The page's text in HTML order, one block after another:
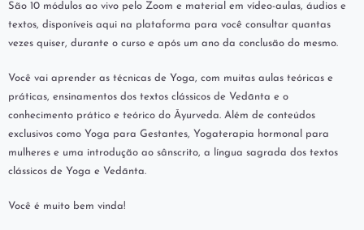
São 10 módulos ao vivo pelo Zoom e material em vídeo-aulas, áudios e
textos, disponíveis aqui na plataforma para você consultar quantas
vezes quiser, durante o curso e após um ano da conclusão do mesmo.
Você vai aprender as técnicas de Yoga, com muitas aulas teóricas e
práticas, ensinamentos dos textos clássicos de Vedānta e o
conhecimento prático e teórico do Āyurveda. Além de conteúdos
exclusivos como Yoga para Gestantes, Yogaterapia hormonal para
mulheres e uma introdução ao sânscrito, a língua sagrada dos textos
clássicos de Yoga e Vedānta.
Você é muito bem vinda!